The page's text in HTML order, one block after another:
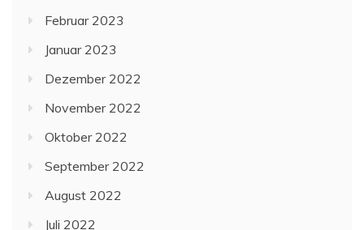
Februar 2023
Januar 2023
Dezember 2022
November 2022
Oktober 2022
September 2022
August 2022
Juli 2022